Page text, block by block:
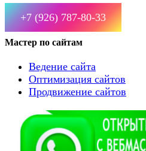
+7 (926) 787-80-33
Мастер по сайтам
Ведение сайта
Оптимизация сайтов
Продвижение сайтов